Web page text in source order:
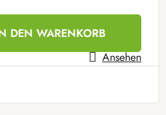
DEN WARENKORB
Ansehen